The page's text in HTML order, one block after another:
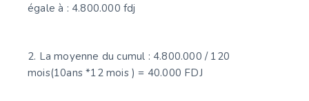
égale à : 4.800.000 fdj
2. La moyenne du cumul : 4.800.000 / 120
mois(10ans *12 mois ) = 40.000 FDJ